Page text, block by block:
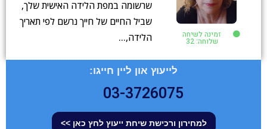
זמינה לשיחה
שלוחה: 32
שרשומה במפת הלידה האישית שלך,
שביל החיים של חייך נרשם לפי תאריך
הלידה,…
לייעוץ און ליין חייגו:
03-3726075
למחירון ורכישת שיחת ייעוץ לחץ כאן >>